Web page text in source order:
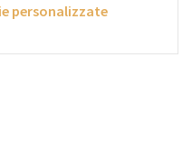
personalizzate